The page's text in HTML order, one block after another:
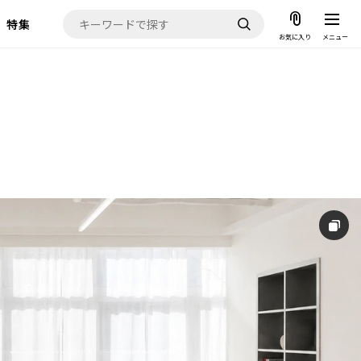
特集
お気に入り メニュー